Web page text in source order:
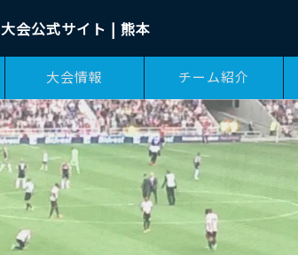
大会公式サイト | 熊本
大会情報 チーム紹介